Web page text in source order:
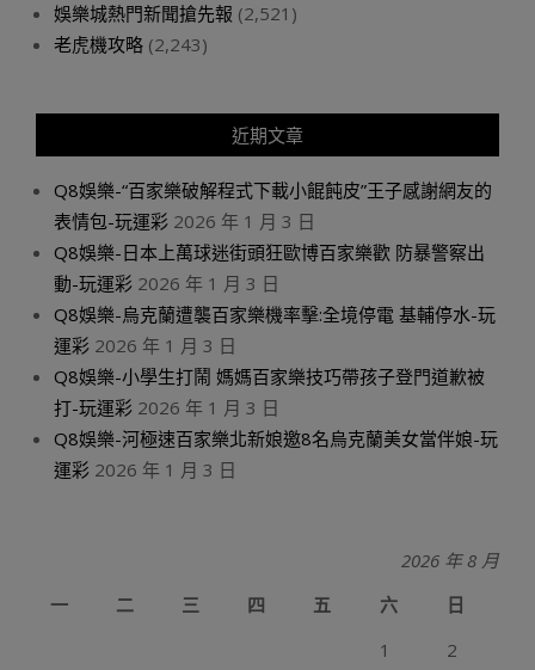
娛樂城熱門新聞搶先報 (2,521)
老虎機攻略 (2,243)
近期文章
Q8娛樂-“百家樂破解程式下載小餛飩皮”王子感謝網友的
表情包-玩運彩 2026 年 1 月 3 日
Q8娛樂-日本上萬球迷街頭狂歐博百家樂歡 防暴警察出
動-玩運彩 2026 年 1 月 3 日
Q8娛樂-烏克蘭遭襲百家樂機率擊:全境停電 基輔停水-玩
運彩 2026 年 1 月 3 日
Q8娛樂-小學生打鬧 媽媽百家樂技巧帶孩子登門道歉被
打-玩運彩 2026 年 1 月 3 日
Q8娛樂-河極速百家樂北新娘邀8名烏克蘭美女當伴娘-玩
運彩 2026 年 1 月 3 日
2026 年 8 月
一
二 三 四 五 六
日
1
2